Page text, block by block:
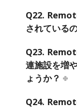
Q22.
されている
Q23.
連施設を増
ょうか？
Q24.